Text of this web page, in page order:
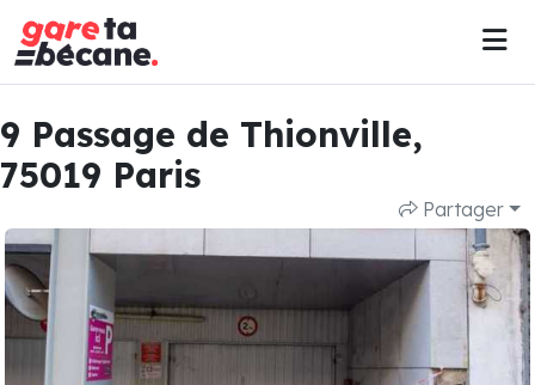
9 Passage de Thionville,
75019 Paris
Partager